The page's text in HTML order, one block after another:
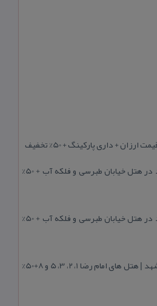
+ داری پارکینگ + 50% تخفیف
لیست هتل آپارتمان های مشهد در هتل خیابان طبرسی و فلکه آب + 50%
لیست هتل آپارتمان های مشهد در هتل خیابان طبرسی و فلکه آب + 50%
رزرو هتل در خیابان امام رضا مشهد | هتل‌ های امام رضا 1، 2، 3، 5 و 8+50%